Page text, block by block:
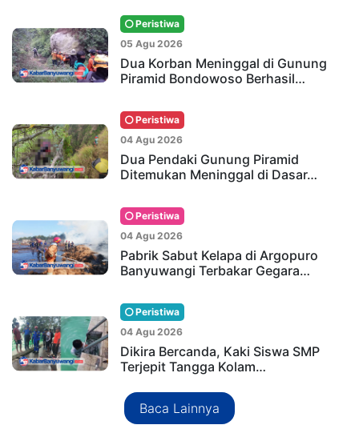
Peristiwa
05 Agu 2026
Dua Korban Meninggal di Gunung
Piramid Bondowoso Berhasil…
Peristiwa
04 Agu 2026
Dua Pendaki Gunung Piramid
Ditemukan Meninggal di Dasar…
Peristiwa
04 Agu 2026
Pabrik Sabut Kelapa di Argopuro
Banyuwangi Terbakar Gegara…
Peristiwa
04 Agu 2026
Dikira Bercanda, Kaki Siswa SMP
Terjepit Tangga Kolam…
Baca Lainnya